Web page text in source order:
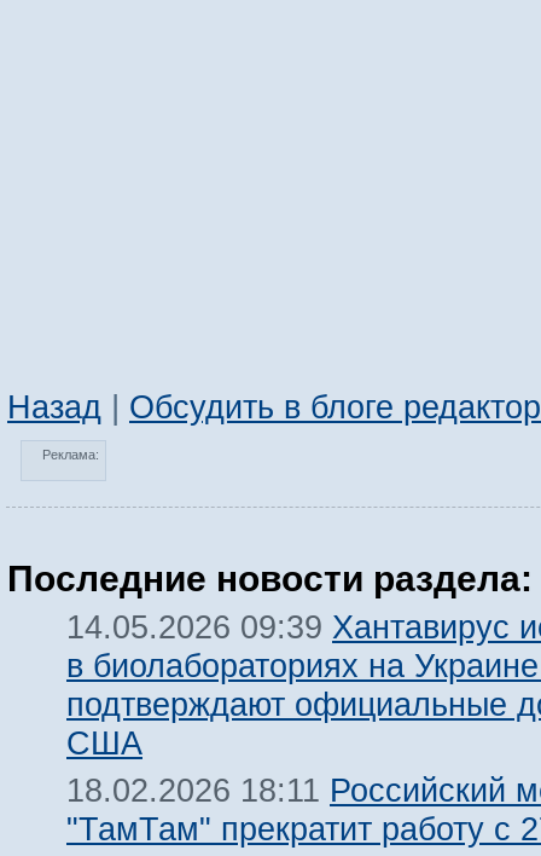
Назад | Обсудить в блоге
Реклама:
Последние новости раздела:
14.05.2026 09:39 Хантавирус
в биолабораториях на
подтверждают официальные
США
18.02.2026 18:11 Российский
"ТамТам" прекратит работу с